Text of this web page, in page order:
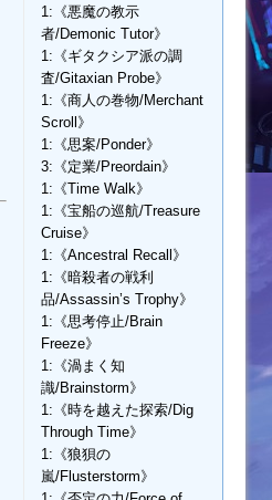
1:《悪魔の教示
者/Demonic Tutor》
1:《ギタクシア派の調
査/Gitaxian Probe》
1:《商人の巻物/Merchant
Scroll》
1:《思案/Ponder》
3:《定業/Preordain》
1:《Time Walk》
1:《宝船の巡航/Treasure
Cruise》
1:《Ancestral Recall》
1:《暗殺者の戦利
品/Assassin’s Trophy》
1:《思考停止/Brain
Freeze》
1:《渦まく知
識/Brainstorm》
1:《時を越えた探索/Dig
Through Time》
1:《狼狽の
嵐/Flusterstorm》